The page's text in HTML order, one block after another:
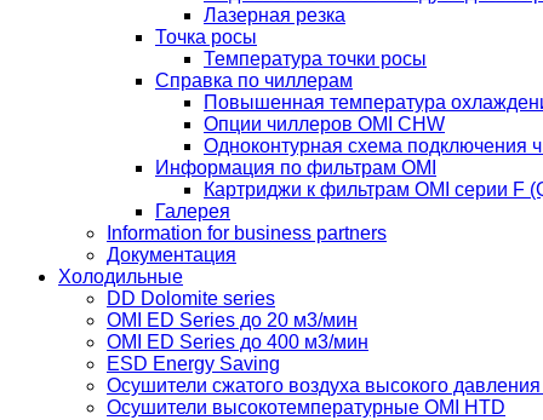
Лазерная резка
Точка росы
Температура точки росы
Справка по чиллерам
Повышенная температура
Опции чиллеров OMI CHW
Одноконтурная схема подключения
Информация по фильтрам OMI
Картриджи к фильтрам OMI серии F
Галерея
Information for business partners
Документация
Холодильные
DD Dolomite series
OMI ED Series до 20 м3/мин
OMI ED Series до 400 м3/мин
ESD Energy Saving
Осушители сжатого воздуха высокого
Осушители высокотемпературные OMI HTD